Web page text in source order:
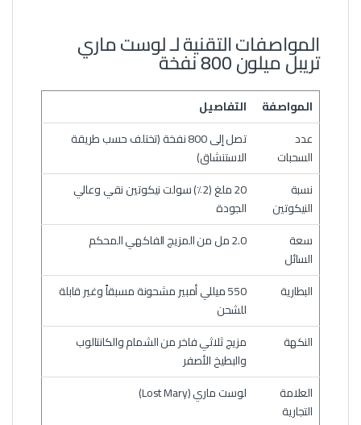
المواصفات التقنية لـ لوست ماري
تريبل ميلون 800 نفخة
المواصفة
التفاصيل
عدد
السحبات
تصل إلى 800 نفخة (تختلف حسب طريقة
الاستنشاق)
نسبة
النيكوتين
20 ملغ (2٪) سولت نيكوتين نقي وعالي
الجودة
سعة
السائل
2.0 مل من المزيج الفاكهي المحكم
البطارية
550 ميللي أمبير مشحونة مسبقاً وغير قابلة
للشحن
النكهة
مزيج ثلاثي فاخر من الشمام والكانتالوب
والبطيخ الأصفر
العلامة
التجارية
لوست ماري (Lost Mary)